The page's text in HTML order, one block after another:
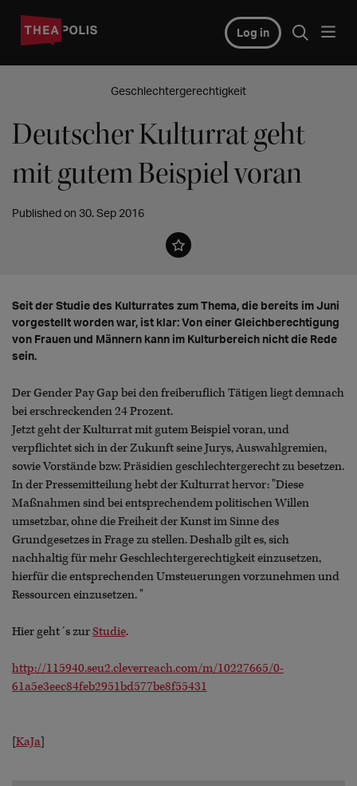
Log in
Geschlechtergerechtigkeit
Deutscher Kulturrat geht
mit gutem Beispiel voran
Published on 30. Sep 2016
Seit der Studie des Kulturrates zum Thema, die bereits im Juni
vorgestellt worden war, ist klar: Von einer Gleichberechtigung
von Frauen und Männern kann im Kulturbereich nicht die Rede
sein.
Der Gender Pay Gap bei den freiberuflich Tätigen liegt demnach
bei erschreckenden 24 Prozent.
Jetzt geht der Kulturrat mit gutem Beispiel voran, und
verpflichtet sich in der Zukunft seine Jurys, Auswahlgremien,
sowie Vorstände bzw. Präsidien geschlechtergerecht zu besetzen.
In der Pressemitteilung hebt der Kulturrat hervor: "Diese
Maßnahmen sind bei entsprechendem politischen Willen
umsetzbar, ohne die Freiheit der Kunst im Sinne des
Grundgesetzes in Frage zu stellen. Deshalb gilt es, sich
nachhaltig für mehr Geschlechtergerechtigkeit einzusetzen,
hierfür die entsprechenden Umsteuerungen vorzunehmen und
Ressourcen einzusetzen. "
Hier geht´s zurStudie.
http://115940.seu2.cleverreach.com/m/10227665/0-
61a5e3eec84feb2951bd577be8f55431
[KaJa]